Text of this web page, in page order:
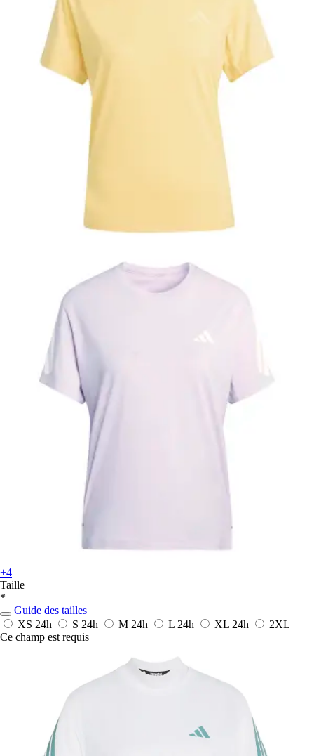
+4
Taille
*
Guide des tailles
XS 24h S 24h M 24h L 24h XL 24h
2XL
Ce champ est requis